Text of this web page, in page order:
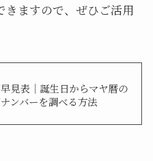
ますので、ぜひご活用
見表｜誕生日からマヤ暦の
ンバーを調べる方法